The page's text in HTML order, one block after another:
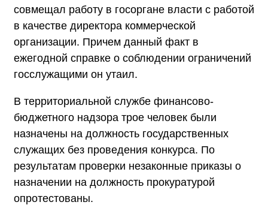
совмещал работу в госоргане власти с работой
в качестве директора коммерческой
организации. Причем данный факт в
ежегодной справке о соблюдении ограничений
госслужащими он утаил.
В территориальной службе финансово-
бюджетного надзора трое человек были
назначены на должность государственных
служащих без проведения конкурса. По
результатам проверки незаконные приказы о
назначении на должность прокуратурой
опротестованы.